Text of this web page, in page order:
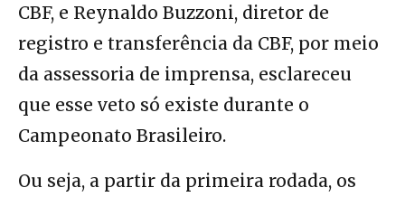
CBF, e Reynaldo Buzzoni, diretor de
registro e transferência da CBF, por meio
da assessoria de imprensa, esclareceu
que esse veto só existe durante o
Campeonato Brasileiro.
Ou seja, a partir da primeira rodada, os